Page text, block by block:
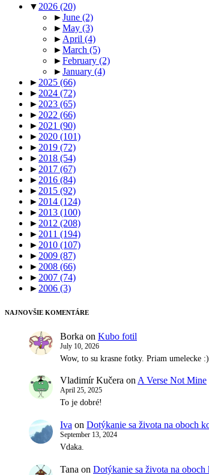
▼ 2026 (20)
►June (2)
►May (3)
► April (4)
►March (5)
►February (2)
►January (4)
► 2025 (66)
► 2024 (72)
► 2023 (65)
► 2022 (66)
► 2021 (90)
► 2020 (101)
► 2019 (72)
► 2018 (54)
► 2017 (67)
► 2016 (84)
► 2015 (92)
► 2014 (124)
► 2013 (100)
► 2012 (208)
► 2011 (194)
► 2010 (107)
► 2009 (87)
► 2008 (66)
► 2007 (74)
► 2006 (3)
NAJNOVŠIE KOMENTÁRE
Borka on Kubo fotil
July 10, 2026
Wow, to su krasne fotky. Priam umelecke :)
Vladimír Kučera on A Verse Not Mine
April 25, 2025
To je dobré!
Iva on Dotýkanie sa života na oboch
September 13, 2024
Vdaka.
Tana on Dotýkanie sa života na oboch